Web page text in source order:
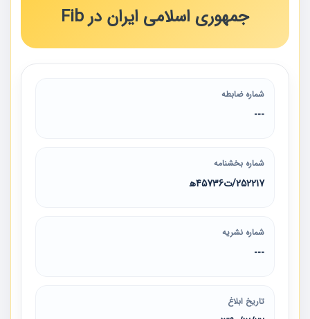
جمهوری اسلامی ایران در Fib
شماره ضابطه
---
شماره بخشنامه
252217/ت45736ه‍
شماره نشریه
---
تاریخ ابلاغ